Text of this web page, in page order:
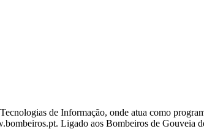
de Informação, onde atua como
Ligado aos Bombeiros de Gouveia